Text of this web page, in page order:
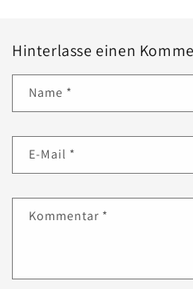
Hinterlasse einen
Name *
E-Mail *
Kommentar *